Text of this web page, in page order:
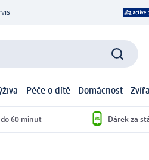
Péče o dítě Domácnost
60 minut Dárek za